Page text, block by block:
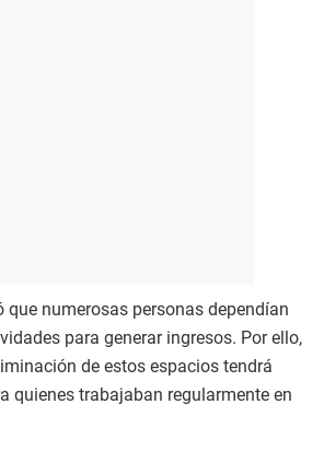
que numerosas personas dependían
para generar ingresos. Por ello,
de estos espacios tendrá
quienes trabajaban regularmente en